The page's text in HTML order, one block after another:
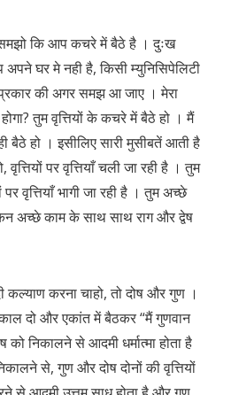
कि आप कचरे में बैठे है । दुःख
अपने घर मे नही है, किसी म्युनिसिपेलिटी
की अगर समझ आ जाए । मेरा
तुम वृत्तियों के कचरे में बैठे हो । मैं
बैठे हो । इसीलिए सारी मुसीबतें आती है
पर वृत्तियाँ चली जा रही है । तुम
पर वृत्तियाँ भागी जा रही है । तुम अच्छे
अच्छे काम के साथ साथ राग और द्वेष
करना चाहो, तो दोष और गुण ।
दो और एकांत में बैठकर “मैं गुणवान
को निकालने से आदमी धर्मात्मा होता है
से, गुण और दोष दोनों की वृत्तियों